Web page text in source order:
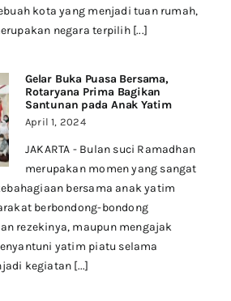
kota yang menjadi tuan rumah,
negara terpilih [...]
Gelar Buka Puasa Bersama,
Rotaryana Prima Bagikan
Santunan pada Anak Yatim
April 1, 2024
JAKARTA - Bulan suci Ramadhan
merupakan momen yang sangat
bersama anak yatim
berbondong-bondong
rezekinya, maupun mengajak
yatim piatu selama
kegiatan [...]